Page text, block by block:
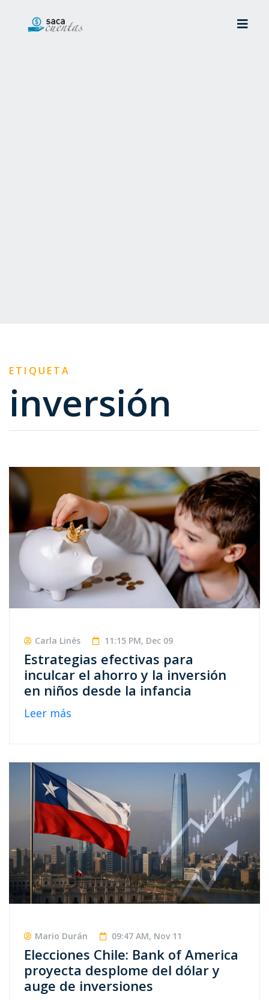
ETIQUETA
inversión
Carla Linés 11:15 PM, Dec 09
Estrategias efectivas para
inculcar el ahorro y la inversión
en niños desde la infancia
Leer más
Mario Durán 09:47 AM, Nov 11
Elecciones Chile: Bank of America
proyecta desplome del dólar y
auge de inversiones